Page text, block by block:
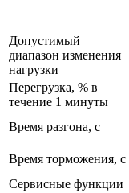
Допустимый
диапазон изменения
нагрузки
Перегрузка, % в
течение 1 минуты
Время разгона, с
Время торможения, с
Сервисные функции